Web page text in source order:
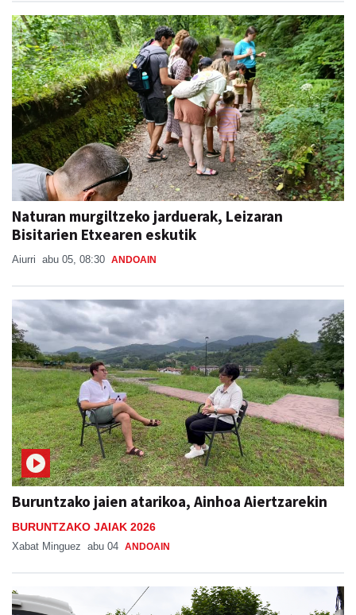
Naturan murgiltzeko jarduerak, Leizaran
Bisitarien Etxearen eskutik
Aiurri abu 05, 08:30 ANDOAIN
Buruntzako jaien atarikoa, Ainhoa Aiertzarekin
BURUNTZAKO JAIAK 2026
Xabat Minguez abu 04 ANDOAIN